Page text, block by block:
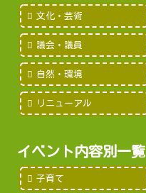
文化・芸術
議会・議員
自然・環境
リニューアル
イベント内容別一覧
子育て